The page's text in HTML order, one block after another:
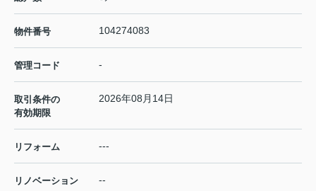
物件番号 104274083
管理コード -
取引条件の
有効期限
2026年08月14日
リフォーム ---
リノベーション --